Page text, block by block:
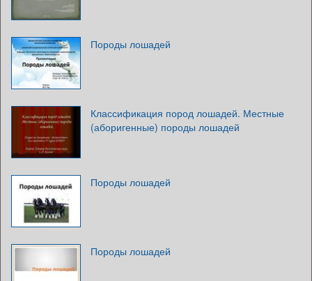
Породы лошадей
Классификация пород лошадей. Местные
(аборигенные) породы лошадей
Породы лошадей
Породы лошадей